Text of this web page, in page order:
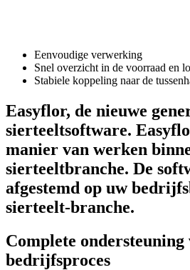
Eenvoudige verwerking
Snel overzicht in de voorraad en
Stabiele koppeling naar de
Easyflor, de nieuwe
sierteeltsoftware.
manier van werken
sierteeltbranche. De
afgestemd op uw
sierteelt-branche.
Complete ondersteuning
bedrijfsproces